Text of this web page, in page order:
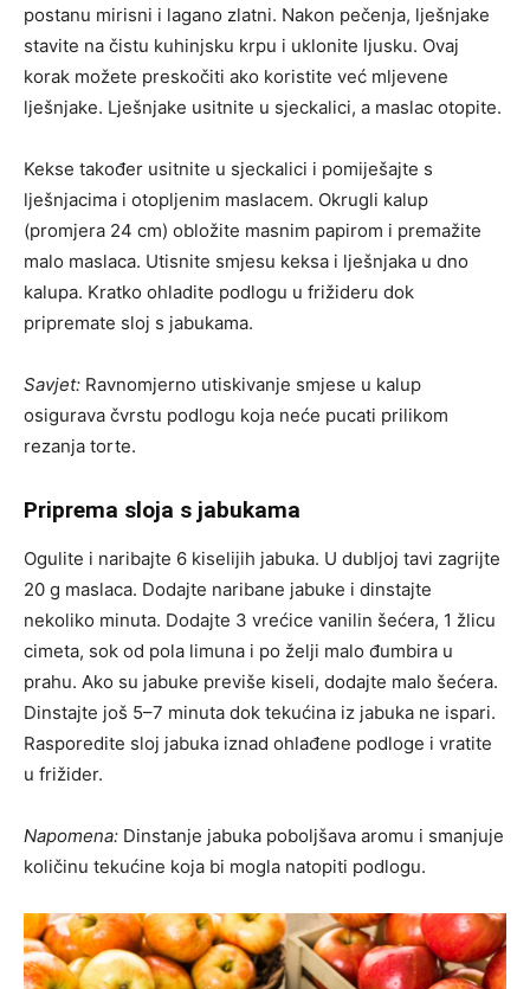
postanu mirisni i lagano zlatni. Nakon pečenja, lješnjake
stavite na čistu kuhinjsku krpu i uklonite ljusku. Ovaj
korak možete preskočiti ako koristite već mljevene
lješnjake. Lješnjake usitnite u sjeckalici, a maslac otopite.
Kekse također usitnite u sjeckalici i pomiješajte s
lješnjacima i otopljenim maslacem. Okrugli kalup
(promjera 24 cm) obložite masnim papirom i premažite
malo maslaca. Utisnite smjesu keksa i lješnjaka u dno
kalupa. Kratko ohladite podlogu u frižideru dok
pripremate sloj s jabukama.
Savjet: Ravnomjerno utiskivanje smjese u kalup
osigurava čvrstu podlogu koja neće pucati prilikom
rezanja torte.
Priprema sloja s jabukama
Ogulite i naribajte 6 kiselijih jabuka. U dubljoj tavi zagrijte
20 g maslaca. Dodajte naribane jabuke i dinstajte
nekoliko minuta. Dodajte 3 vrećice vanilin šećera, 1 žlicu
cimeta, sok od pola limuna i po želji malo đumbira u
prahu. Ako su jabuke previše kiseli, dodajte malo šećera.
Dinstajte još 5–7 minuta dok tekućina iz jabuka ne ispari.
Rasporedite sloj jabuka iznad ohlađene podloge i vratite
u frižider.
Napomena: Dinstanje jabuka poboljšava aromu i smanjuje
količinu tekućine koja bi mogla natopiti podlogu.